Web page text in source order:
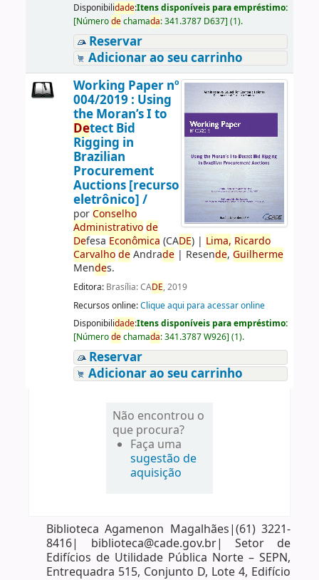
Disponibilidade:Itens disponíveis para empréstimo:
[Númerodechamada:341.3787 D637] (1).
Reservar
Adicionar ao seu carrinho
Working Paper nº
004/2019 : Using
the Moran’s I to
Detect Bid
Rigging in
Brazilian
Procurement
Auctions [recurso
eletrônico] /
porConselho
Administrativo de
Defesa Econômica (CADE)| Lima, Ricardo
Carvalho deAndrade| Resende, Guilherme
Mendes.
Editora: Brasília: CADE, 2019
Recursos online:Clique aqui para acessar online
Disponibilidade:Itens disponíveis para empréstimo:
[Númerodechamada:341.3787 W926] (1).
Reservar
Adicionar ao seu carrinho
Não encontrou o
que procura?
Faça uma
sugestão de
aquisição
Biblioteca Agamenon Magalhães|(61) 3221-
8416| biblioteca@cade.gov.br| Setor de
Edifícios de Utilidade Pública Norte – SEPN,
Entrequadra 515, Conjunto D, Lote 4, Edifício